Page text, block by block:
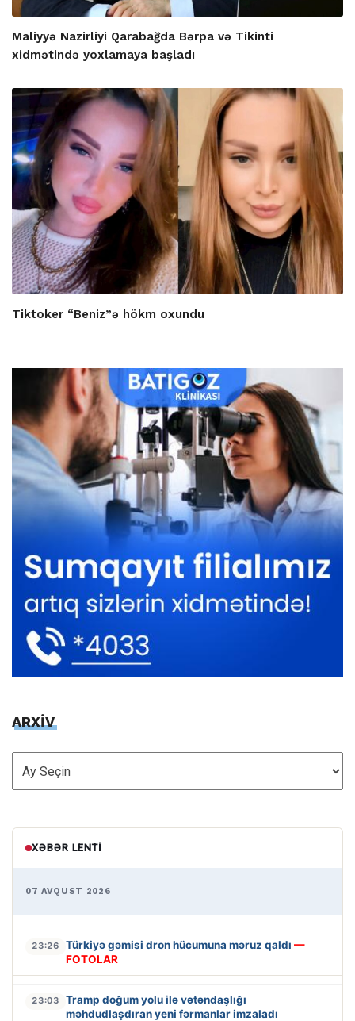
Maliyyə Nazirliyi Qarabağda Bərpa və Tikinti
xidmətində yoxlamaya başladı
Tiktoker “Beniz”ə hökm oxundu
ARXİV
ARXİV
XƏBƏR LENTI
07 AVQUST 2026
23:26 Türkiyə gəmisi dron hücumuna məruz qaldı —
FOTOLAR
23:03
Tramp doğum yolu ilə vətəndaşlığı
məhdudlaşdıran yeni fərmanlar imzaladı